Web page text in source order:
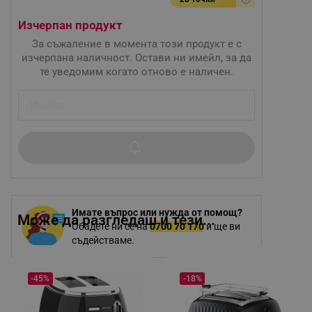
Имате въпрос или нужда от помощ?
Обадете ни се на0700 70 170и ще ви
съдействаме.
Изчерпан продукт
За съжаление в момента този продукт е с
изчерпана наличност. Остави ни имейл, за да
те уведомим когато отново е наличен.
Може да разгледаш и тези...
-45% -18%